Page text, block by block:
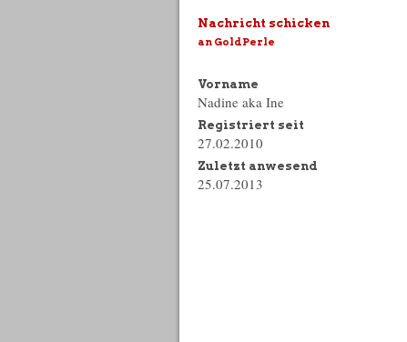
Nachricht schicken
an GoldPerle
Vorname
Nadine aka Ine
Registriert seit
27.02.2010
Zuletzt anwesend
25.07.2013